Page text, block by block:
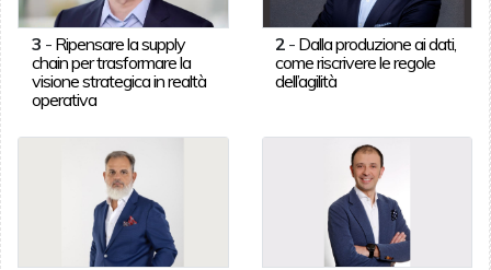
3 - Ripensare la supply
chain per trasformare la
visione strategica in realtà
operativa
2 - Dalla produzione ai dati,
come riscrivere le regole
dell’agilità